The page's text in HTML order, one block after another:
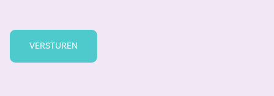
VERSTUREN